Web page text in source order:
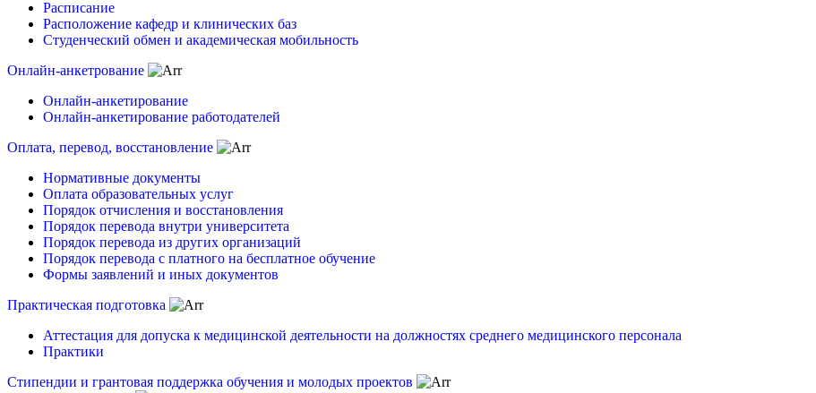
Расписание
Расположение кафедр и клинических баз
Студенческий обмен и академическая мобильность
Онлайн-анкетрование
Онлайн-анкетирование
Онлайн-анкетирование работодателей
Оплата, перевод, восстановление
Нормативные документы
Оплата образовательных услуг
Порядок отчисления и восстановления
Порядок перевода внутри университета
Порядок перевода из других организаций
Порядок перевода с платного на бесплатное обучение
Формы заявлений и иных документов
Практическая подготовка
Аттестация для допуска к медицинской деятельности на должностях среднего медицинского персонала
Практики
Стипендии и грантовая поддержка обучения и молодых проектов